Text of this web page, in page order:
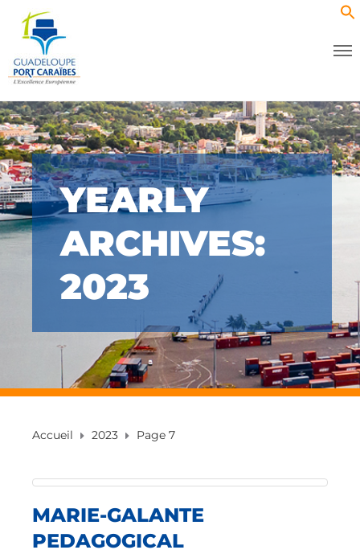
YEARLY
ARCHIVES:
2023
Accueil 2023 Page 7
MARIE-GALANTE
PEDAGOGICAL